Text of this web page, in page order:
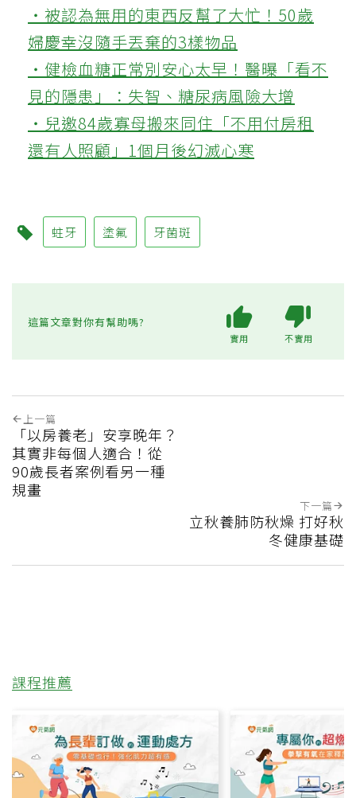
‧被認為無用的東西反幫了大忙！50歲
婦慶幸沒隨手丟棄的3樣物品
‧健檢血糖正常別安心太早！醫曝「看不
見的隱患」：失智、糖尿病風險大增
‧兒邀84歲寡母搬來同住「不用付房租
還有人照顧」1個月後幻滅心寒
蛀牙 塗氟 牙菌斑
這篇文章對你有幫助嗎?
實用 不實用
上一篇
「以房養老」安享晚年？
其實非每個人適合！從
90歲長者案例看另一種
規畫
下一篇
立秋養肺防秋燥 打好秋
冬健康基礎
課程推薦